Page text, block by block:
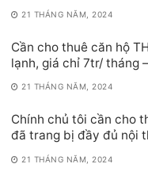
21 THÁNG NĂM, 2024
Cần cho thuê căn hộ
lạnh, giá chỉ 7tr/ tháng
21 THÁNG NĂM, 2024
Chính chủ tôi cần cho
đã trang bị đầy đủ nội
21 THÁNG NĂM, 2024